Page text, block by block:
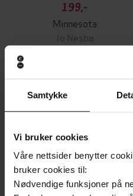
Samtykke
Vi bruker cookies
Våre nettsider benytter
bruker cookies til:
Nødvendige funksjoner på
199,-
Minnesota
Jo Nesbø
Undertittel
21 Ways
Forfattere Miranda
Forlag Hodder &